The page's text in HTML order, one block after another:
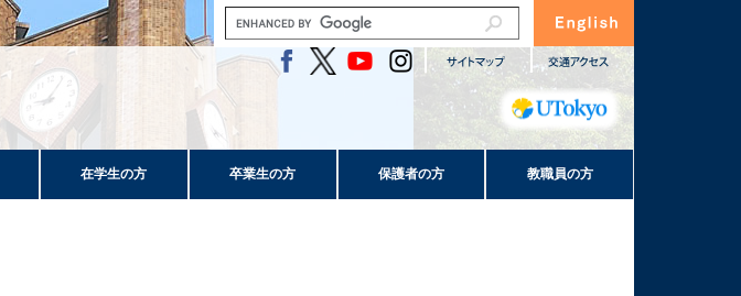
在学生の方 卒業生の方 保護者の方 教職員の方